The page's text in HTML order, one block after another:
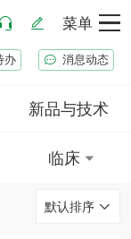
菜单
办 消息动态
新品与技术
临床
默认排序